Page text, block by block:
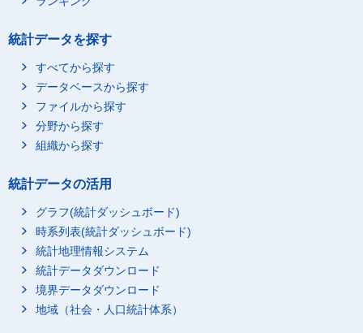
統計データを探す
すべてから探す
データベースから探す
ファイルから探す
分野から探す
組織から探す
統計データの活用
グラフ(統計ダッシュボード)
時系列表(統計ダッシュボード)
統計地理情報システム
統計データダウンロード
境界データダウンロード
地域（社会・人口統計体系）